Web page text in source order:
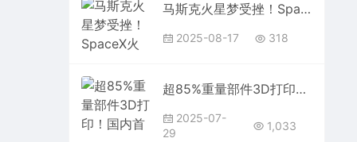
马斯克火星梦受挫！SpaceX火星登陆计划推迟至2028年
2025-08-17 318
超85%重量部件3D打印！国内首台最大推力液氧煤油火箭发动机总装交付
2025-07-
29
1,033